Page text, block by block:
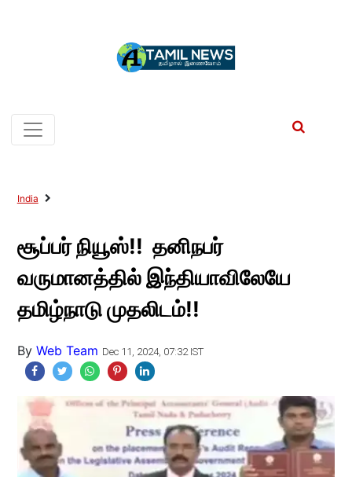
India
சூப்பர் நியூஸ்!! தனிநபர்
வருமானத்தில் இந்தியாவிலேயே
தமிழ்நாடு முதலிடம்!!
By Web Team Dec 11, 2024, 07:32 IST